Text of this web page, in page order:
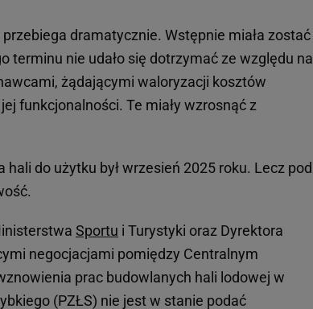
dramatycznie. Wstępnie miała zostać
terminu nie udało się dotrzymać ze względu na
żądającymi waloryzacji kosztów
funkcjonalności. Te miały wzrosnąć z
do użytku był wrzesień 2025 roku. Lecz pod
Sportu i Turystyki oraz Dyrektora
negocjacjami pomiędzy Centralnym
prac budowlanych hali lodowej w
(PZŁS) nie jest w stanie podać